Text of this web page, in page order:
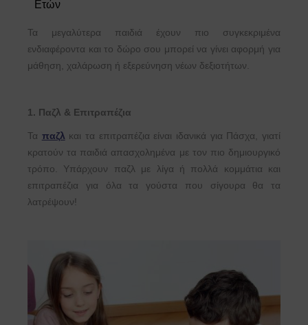
Ετών
Τα μεγαλύτερα παιδιά έχουν πιο συγκεκριμένα
ενδιαφέροντα και το δώρο σου μπορεί να γίνει αφορμή για
μάθηση, χαλάρωση ή εξερεύνηση νέων δεξιοτήτων.
1. Παζλ & Επιτραπέζια
Τα παζλ και τα επιτραπέζια είναι ιδανικά για Πάσχα, γιατί
κρατούν τα παιδιά απασχολημένα με τον πιο δημιουργικό
τρόπο. Υπάρχουν παζλ με λίγα ή πολλά κομμάτια και
επιτραπέζια για όλα τα γούστα που σίγουρα θα τα
λατρέψουν!